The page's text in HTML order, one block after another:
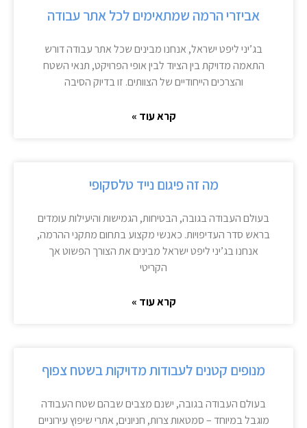
אביזרי הרמה שמתאימים לכל אתר עבודה
בג’יני ליפט ישראל, אנחנו מבינים שכל אתר עבודה דורש
התאמה מדויקת בין הציוד לבין אופי הפרויקט, תנאי השטח
והצרכים הייחודיים של הצוותים. זו בדיוק הסיבה
קרא עוד »
מה זה פיגום נייד טלסקופי
בעולם העבודה בגובה, הבטיחות, הגמישות והיעילות עומדים
בראש סדר העדיפויות. כאנשי מקצוע בתחום מתקני ההרמה,
אנחנו בג’יני ליפט ישראל מבינים את הצורך הפשוט אך
הקריטי
קרא עוד »
מנופים קטנים לעבודות מדויקות בשטח צפוף
בעולם העבודה בגובה, ישנם מצבים שבהם שטח העבודה
מוגבל במיוחד – סמטאות צרות, חניונים, אתרי שיפוץ עירוניים